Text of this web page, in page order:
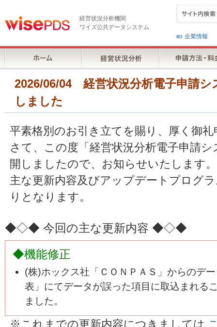
経営状況分析機関
ワイズ公共データシステム
企業情報
2026/06/04 経営状況分析電子申請シ
しました
平素格別のお引き立てを賜り、厚く御
さて、この度「経営状況分析電子申請
開しましたので、お知らせいたします。
主な更新内容及びアップデートプログ
りとなります。
◆◇◆ 今回の主な更新内容 ◆◇◆
◆機能修正
(株)ホックス社「ＣＯＮＰＡＳ」からのデ
表」にてデータが誤った項目に取込まれる
ました。
※これまでの更新内容につきましては